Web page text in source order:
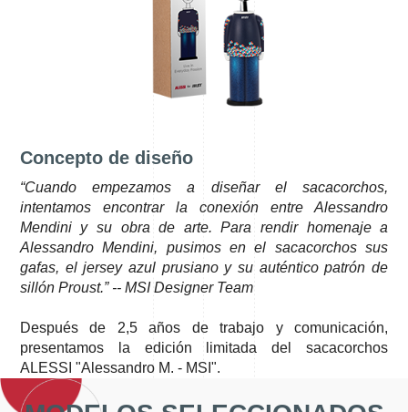
Concepto de diseño
“Cuando empezamos a diseñar el sacacorchos,
intentamos encontrar la conexión entre Alessandro
Mendini y su obra de arte. Para rendir homenaje a
Alessandro Mendini, pusimos en el sacacorchos sus
gafas, el jersey azul prusiano y su auténtico patrón de
sillón Proust.” -- MSI Designer Team
Después de 2,5 años de trabajo y comunicación,
presentamos la edición limitada del sacacorchos
ALESSI "Alessandro M. - MSI".